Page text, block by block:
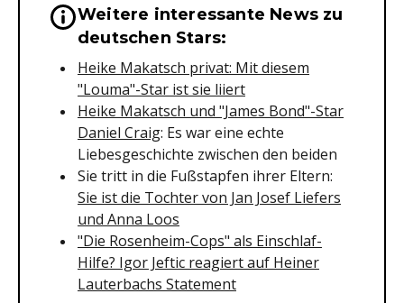
Wichtige Hinweise &
Weitere interessante News zu
deutschen Stars:
Heike Makatsch privat: Mit diesem
"Louma"-Star ist sie liiert
Heike Makatsch und "James Bond"-Star
Daniel Craig: Es war eine echte
Liebesgeschichte zwischen den beiden
Sie tritt in die Fußstapfen ihrer Eltern:
Sie ist die Tochter von Jan Josef Liefers
und Anna Loos
"Die Rosenheim-Cops" als Einschlaf-
Hilfe? Igor Jeftic reagiert auf Heiner
Lauterbachs Statement